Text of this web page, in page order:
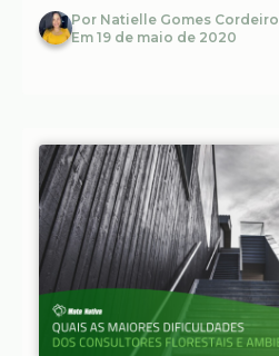
Por Natielle Gomes Cordeiro
Em 19 de maio de 2020